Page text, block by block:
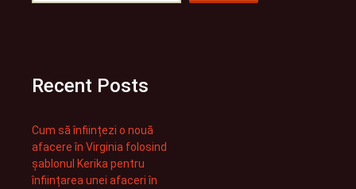
Recent Posts
Cum să înființezi o nouă
afacere în Virginia folosind
șablonul Kerika pentru
înființarea unei afaceri în